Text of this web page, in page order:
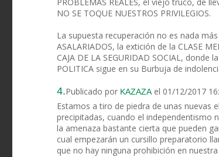
NO SE TOQUE NUESTROS PRIVILEGIOS.
La supuesta recuperación no es nada
ASALARIADOS, la extición de la CLASE
CAJA DE LA SEGURIDAD SOCIAL,
POLITICA sigue en su Burbuja de
4.Publicado por KAZAZA el 01/12/2017
Estamos a tiro de piedra de unas nuevas
precipitadas, cuando el independentismo
la amenaza bastante cierta que pueden
cual empezarán un cursillo preparatorio
que no hay ninguna prohibición en